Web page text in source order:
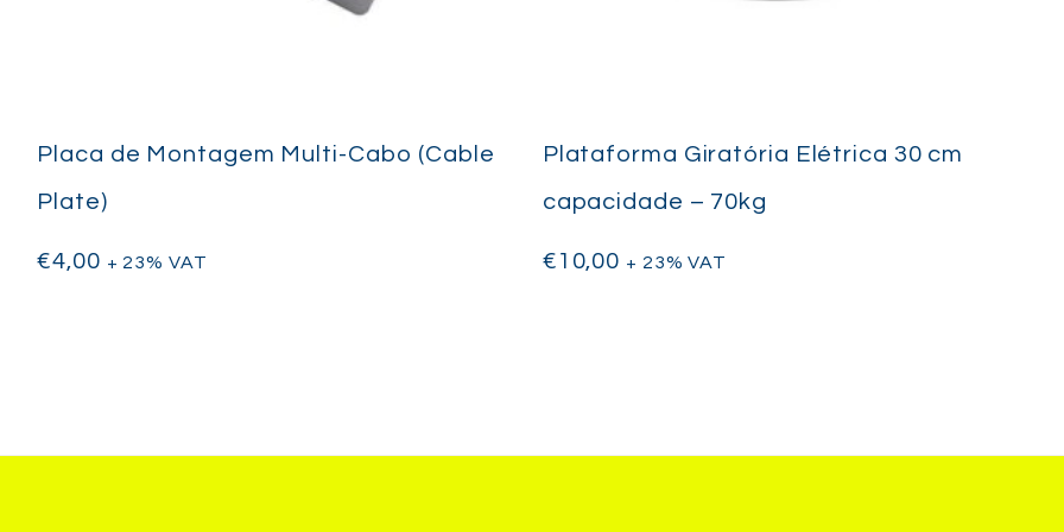
Placa de Montagem Multi-Cabo (Cable
Plate)
€4,00 + 23% VAT
Plataforma Giratória Elétrica 30 cm
capacidade – 70kg
€ 10,00 + 23% VAT